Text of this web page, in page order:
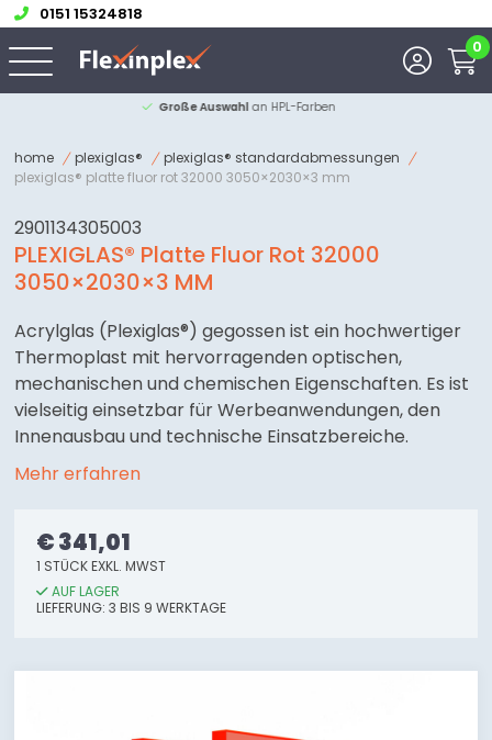
0151 15324818
0
Große Auswahlan HPL-Farben
home plexiglas®
plexiglas® standardabmessungen
plexiglas® platte fluor rot 32000 3050×2030×3 mm
2901134305003
PLEXIGLAS® Platte Fluor Rot 32000
3050×2030×3 MM
Acrylglas (Plexiglas®) gegossen ist ein hochwertiger
Thermoplast mit hervorragenden optischen,
mechanischen und chemischen Eigenschaften. Es ist
vielseitig einsetzbar für Werbeanwendungen, den
Innenausbau und technische Einsatzbereiche.
Mehr erfahren
€ 341,01
1 STÜCK EXKL. MWST
AUF LAGER
LIEFERUNG: 3 BIS 9 WERKTAGE